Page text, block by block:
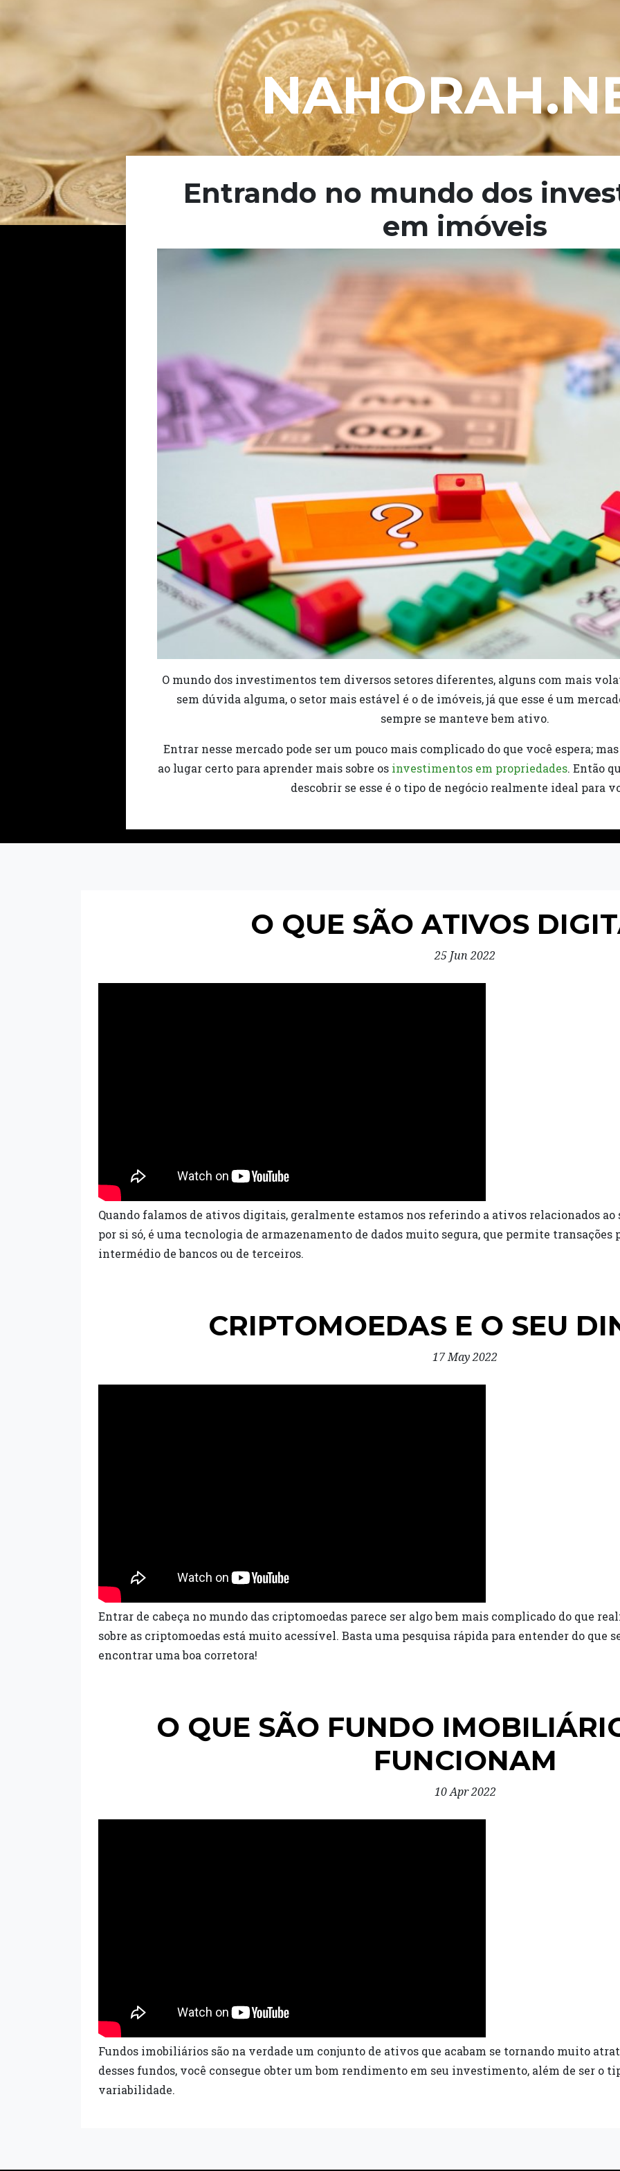
Entrando no mundo dos
em imóveis
O mundo dos investimentos tem diversos setores diferentes, alguns com mais
sem dúvida alguma, o setor mais estável é o de imóveis, já que esse é um
sempre se manteve bem ativo.
Entrar nesse mercado pode ser um pouco mais complicado do que você espera;
ao lugar certo para aprender mais sobre os investimentos em propriedades. Então
descobrir se esse é o tipo de negócio realmente ideal para
O QUE SÃO ATIVOS
25 Jun 2022
Quando falamos de ativos digitais, geralmente estamos nos referindo a ativos relacionados
por si só, é uma tecnologia de armazenamento de dados muito segura, que permite transações
intermédio de bancos ou de terceiros.
CRIPTOMOEDAS E O SEU
17 May 2022
Entrar de cabeça no mundo das criptomoedas parece ser algo bem mais complicado do que
sobre as criptomoedas está muito acessível. Basta uma pesquisa rápida para entender do que
encontrar uma boa corretora!
O QUE SÃO FUNDO
FUNCIONAM
10 Apr 2022
Fundos imobiliários são na verdade um conjunto de ativos que acabam se tornando muito
desses fundos, você consegue obter um bom rendimento em seu investimento, além de ser o
variabilidade.